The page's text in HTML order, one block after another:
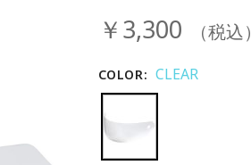
￥3,300 （税込）
COLOR CLEAR